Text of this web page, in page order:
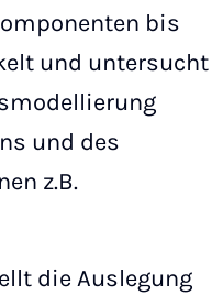
bis
und untersucht
und des
z.B.
die Auslegung